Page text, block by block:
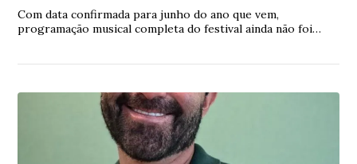
Com data confirmada para junho do ano que vem,
programação musical completa do festival ainda não foi